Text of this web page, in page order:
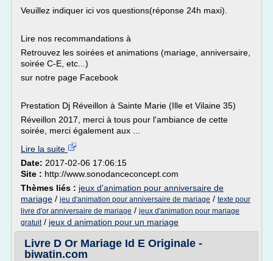
Veuillez indiquer ici vos questions(réponse 24h maxi).
Lire nos recommandations à
Retrouvez les soirées et animations (mariage, anniversaire,
soirée C-E, etc...)
sur notre page Facebook
Prestation Dj Réveillon à Sainte Marie (Ille et Vilaine 35)
Réveillon 2017, merci à tous pour l'ambiance de cette
soirée, merci également aux ...
Lire la suite
Date: 2017-02-06 17:06:15
Site : http://www.sonodanceconcept.com
Thèmes liés : jeux d'animation pour anniversaire de
mariage / jeu d'animation pour anniversaire de mariage / texte pour
livre d'or anniversaire de mariage / jeux d'animation pour mariage
gratuit/ jeux d animation pour un mariage
Livre D Or Mariage Id E Originale -
biwatin.com